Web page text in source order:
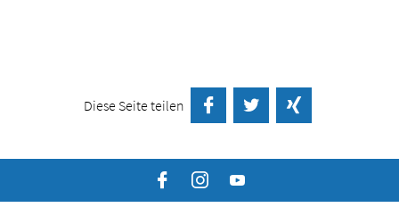
Diese Seite teilen auf Facebook teilen
Twittern
FacebookInstagram